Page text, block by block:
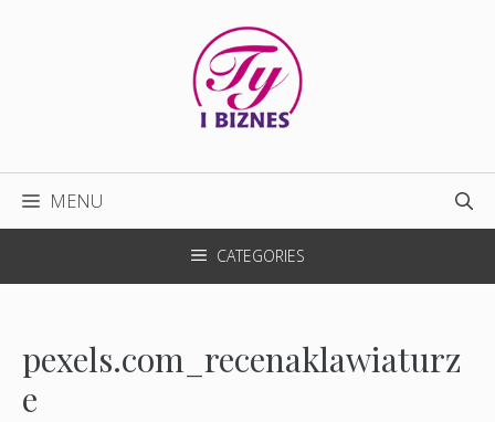
MENU
CATEGORIES
pexels.com_recenaklawiaturz
e